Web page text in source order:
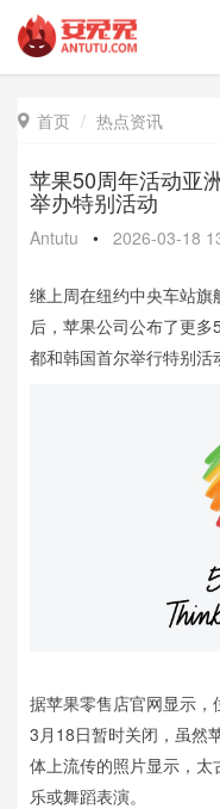
 首页 热点资讯
苹果50周年活动亚
举办特别活动
Antutu • 2026-03-18
继上周在纽约中央车站
后，苹果公司公布了更
都和韩国首尔举行特别活
据苹果零售店官网显示
3月18日暂时关闭，虽然
体上流传的照片显示，
乐或舞蹈表演。